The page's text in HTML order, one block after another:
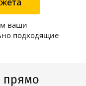
ваши
подходящие
прямо